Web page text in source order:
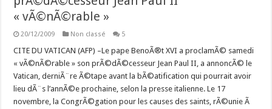
« vÃ©nÃ©rable »
20/12/2009 Non classé 5
CITE DU VATICAN (AFP) –Le pape BenoÃ®t XVI a proclamÃ© samedi
« vÃ©nÃ©rable » son prÃ©dÃ©cesseur Jean Paul II, a annoncÃ© le
Vatican, derniÃ¨re Ã©tape avant la bÃ©atification qui pourrait avoir
lieu dÃ¨s l’annÃ©e prochaine, selon la presse italienne. Le 17
novembre, la CongrÃ©gation pour les causes des saints, rÃ©unie Ã